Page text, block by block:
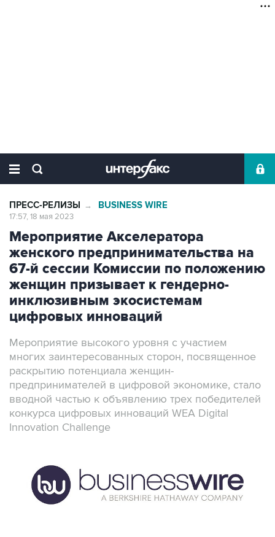
ПРЕСС-РЕЛИЗЫ → BUSINESS WIRE
17:57, 18 мая 2023
Мероприятие Акселератора
женского предпринимательства на
67-й сессии Комиссии по положению
женщин призывает к гендерно-
инклюзивным экосистемам
цифровых инноваций
Мероприятие высокого уровня с участием
многих заинтересованных сторон, посвященное
раскрытию потенциала женщин-
предпринимателей в цифровой экономике, стало
вводной частью к объявлению трех победителей
конкурса цифровых инноваций WEA Digital
Innovation Challenge